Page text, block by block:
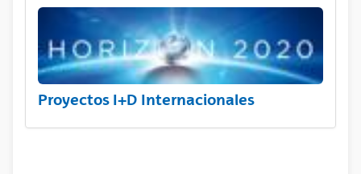
Proyectos I+D Internacionales